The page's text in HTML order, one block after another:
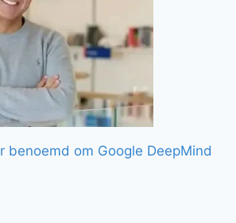
benoemd om Google DeepMind